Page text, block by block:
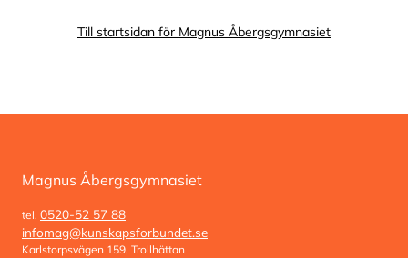
Till startsidan för Magnus Åbergsgymnasiet
Magnus Åbergsgymnasiet
tel. 0520-52 57 88
infomag@kunskapsforbundet.se
Karlstorpsvägen 159, Trollhättan